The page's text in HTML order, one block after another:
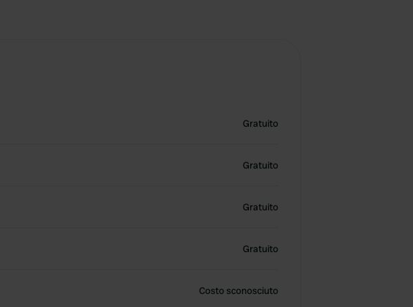
Gratuito
Gratuito
Gratuito
Gratuito
Costo sconosciuto